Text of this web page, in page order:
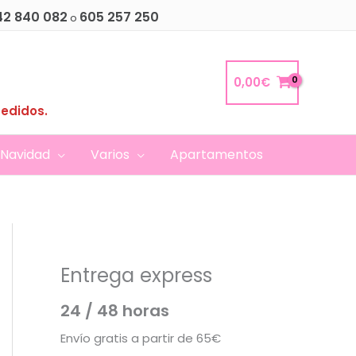
840 082 o 605 257 250
0,00€
Navidad Varios Apartamentos
Entrega express
24 / 48 horas
Envío gratis a partir de 65€